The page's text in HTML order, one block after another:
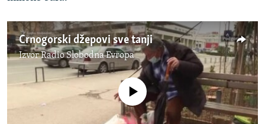
Crnogorski džepovi sve tanji
IzvorRadio Slobodna Evropa
No media source currently available